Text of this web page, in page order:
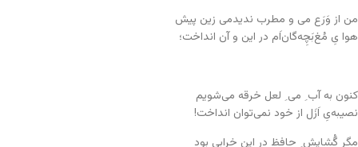
من از وَرَع می و مطرب ندیدمی زین پیش
هوا یِ مُغ‌بَچِه‌گان‌اَم در این و آن انداخت؛
کنون به آب ِ می ِ لعل خرقه می‌شویم
نصیبه‌یِ اَزَل از خود نمی‌توان انداخت!
مگر گُشایش ِ حافظ در این خرابی بود